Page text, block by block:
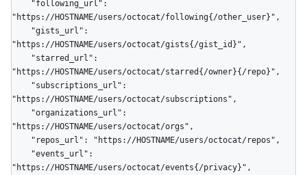
"https://HOSTNAME/users/octocat/following{/other_user}",
"https://HOSTNAME/users/octocat/gists{/gist_id}",
"https://HOSTNAME/users/octocat/starred{/owner}{/repo}",
"https://HOSTNAME/users/octocat/subscriptions",
"https://HOSTNAME/users/octocat/orgs",
"https://HOSTNAME/users/octocat/events{/privacy}",